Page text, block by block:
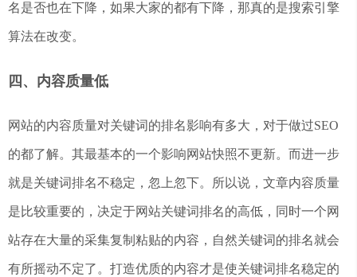
名是否也在下降，如果大家的都有下降，那真的是搜索引擎
算法在改变。
四、内容质量低
网站的内容质量对关键词的排名影响有多大，对于做过SEO
的都了解。其最基本的一个影响网站快照不更新。而进一步
就是关键词排名不稳定，忽上忽下。所以说，文章内容质量
是比较重要的，决定于网站关键词排名的高低，同时一个网
站存在大量的采集复制粘贴的内容，自然关键词的排名就会
有所摇动不定了。打造优质的内容才是使关键词排名稳定的